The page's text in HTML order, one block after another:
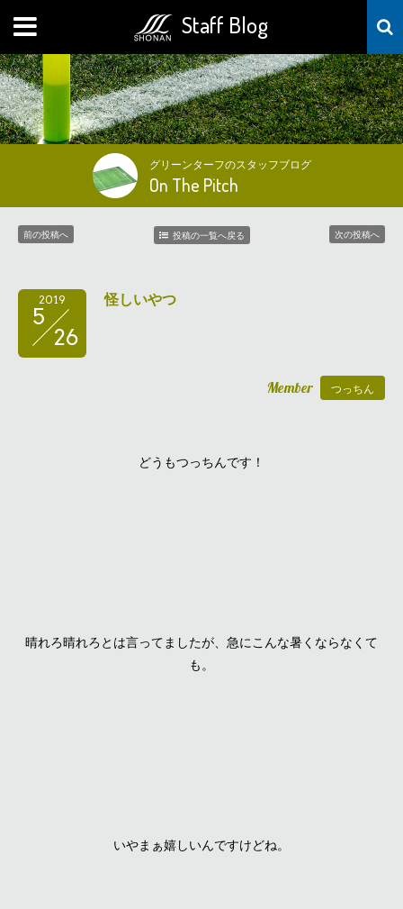
Staff Blog
MENU
グリーンターフのスタッフブログ
On The Pitch
前の投稿へ 投稿の一覧へ戻る 次の投稿へ
2019
5
26
怪しいやつ
Member つっちん
どうもつっちんです！
晴れろ晴れろとは言ってましたが、急にこんな暑くならなくて
も。
いやまぁ嬉しいんですけどね。